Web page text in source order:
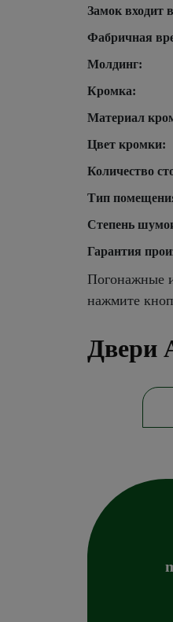
Замок входит
Фабричная
Молдинг:
Кромка:
Материал
Цвет кромки:
Количество
Тип
Степень
Гарантия
Погонажные
нажмите
Двери